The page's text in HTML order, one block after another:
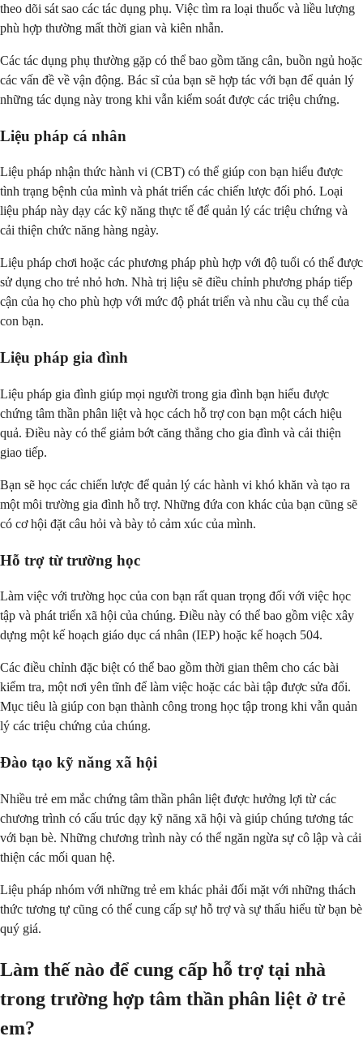
theo dõi sát sao các tác dụng phụ. Việc tìm ra loại thuốc và liều lượng
phù hợp thường mất thời gian và kiên nhẫn.
Các tác dụng phụ thường gặp có thể bao gồm tăng cân, buồn ngủ hoặc
các vấn đề về vận động. Bác sĩ của bạn sẽ hợp tác với bạn để quản lý
những tác dụng này trong khi vẫn kiểm soát được các triệu chứng.
Liệu pháp cá nhân
Liệu pháp nhận thức hành vi (CBT) có thể giúp con bạn hiểu được
tình trạng bệnh của mình và phát triển các chiến lược đối phó. Loại
liệu pháp này dạy các kỹ năng thực tế để quản lý các triệu chứng và
cải thiện chức năng hàng ngày.
Liệu pháp chơi hoặc các phương pháp phù hợp với độ tuổi có thể được
sử dụng cho trẻ nhỏ hơn. Nhà trị liệu sẽ điều chỉnh phương pháp tiếp
cận của họ cho phù hợp với mức độ phát triển và nhu cầu cụ thể của
con bạn.
Liệu pháp gia đình
Liệu pháp gia đình giúp mọi người trong gia đình bạn hiểu được
chứng tâm thần phân liệt và học cách hỗ trợ con bạn một cách hiệu
quả. Điều này có thể giảm bớt căng thẳng cho gia đình và cải thiện
giao tiếp.
Bạn sẽ học các chiến lược để quản lý các hành vi khó khăn và tạo ra
một môi trường gia đình hỗ trợ. Những đứa con khác của bạn cũng sẽ
có cơ hội đặt câu hỏi và bày tỏ cảm xúc của mình.
Hỗ trợ từ trường học
Làm việc với trường học của con bạn rất quan trọng đối với việc học
tập và phát triển xã hội của chúng. Điều này có thể bao gồm việc xây
dựng một kế hoạch giáo dục cá nhân (IEP) hoặc kế hoạch 504.
Các điều chỉnh đặc biệt có thể bao gồm thời gian thêm cho các bài
kiểm tra, một nơi yên tĩnh để làm việc hoặc các bài tập được sửa đổi.
Mục tiêu là giúp con bạn thành công trong học tập trong khi vẫn quản
lý các triệu chứng của chúng.
Đào tạo kỹ năng xã hội
Nhiều trẻ em mắc chứng tâm thần phân liệt được hưởng lợi từ các
chương trình có cấu trúc dạy kỹ năng xã hội và giúp chúng tương tác
với bạn bè. Những chương trình này có thể ngăn ngừa sự cô lập và cải
thiện các mối quan hệ.
Liệu pháp nhóm với những trẻ em khác phải đối mặt với những thách
thức tương tự cũng có thể cung cấp sự hỗ trợ và sự thấu hiểu từ bạn bè
quý giá.
Làm thế nào để cung cấp hỗ trợ tại nhà
trong trường hợp tâm thần phân liệt ở trẻ
em?